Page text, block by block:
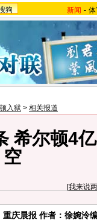
狗 新闻 -
入狱 > 相关报道
希尔顿4
空
[我来说
重庆晨报 作者：徐婉泠